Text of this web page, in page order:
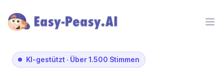
KI-gestützt · Über 1.500 Stimmen